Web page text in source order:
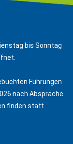
bis Sonntag
Führungen
nach Absprache
finden statt.